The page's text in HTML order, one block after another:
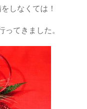
しなくては！
ってきました。